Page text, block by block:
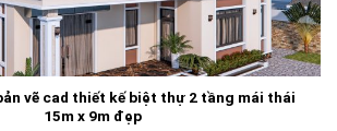
vẽ cad thiết kế biệt thự 2 tầng mái thái
15m x 9m đẹp